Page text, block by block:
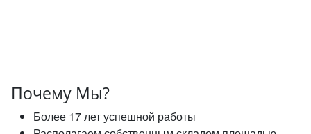
Почему Мы?
Более 17 лет успешной работы